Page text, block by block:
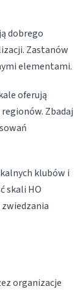
dobrego
Zastanów
elementami.
oferują
Zbadaj
klubów i
skali HO
organizacje